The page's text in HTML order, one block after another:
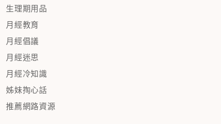
生理期用品
月經教育
月經倡議
月經迷思
月經冷知識
姊妹掏心話
推薦網路資源